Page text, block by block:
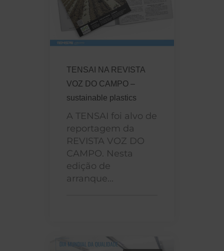
TENSAI NA REVISTA
VOZ DO CAMPO –
sustainable plastics
A TENSAI foi alvo de
reportagem da
REVISTA VOZ DO
CAMPO. Nesta
edição de
arranque...